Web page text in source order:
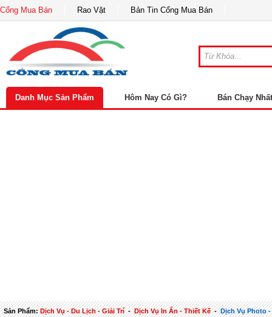
Cổng Mua Bán Rao Vặt Bản Tin Cổng Mua Bán
Danh Mục Sản Phẩm Hôm Nay Có Gì? Bán Chạy Nhất
Sản Phẩm:Dịch Vụ - Du Lịch - Giải Trí-Dịch Vụ In Ấn - Thiết Kế-Dịch Vụ Photo